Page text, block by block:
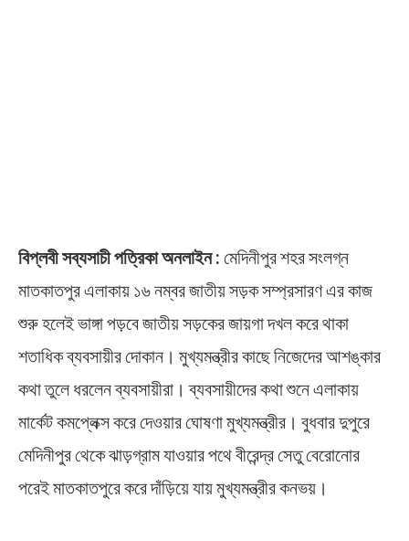
বিপ্লবী সব্যসাচী পত্রিকা অনলাইন : মেদিনীপুর শহর সংলগ্ন
মাতকাতপুর এলাকায় ১৬ নম্বর জাতীয় সড়ক সম্প্রসারণ এর কাজ
শুরু হলেই ভাঙ্গা পড়বে জাতীয় সড়কের জায়গা দখল করে থাকা
শতাধিক ব্যবসায়ীর দোকান। মুখ্যমন্ত্রীর কাছে নিজেদের আশঙ্কার
কথা তুলে ধরলেন ব্যবসায়ীরা। ব্যবসায়ীদের কথা শুনে এলাকায়
মার্কেট কমপ্লেক্স করে দেওয়ার ঘোষণা মুখ্যমন্ত্রীর। বুধবার দুপুরে
মেদিনীপুর থেকে ঝাড়গ্রাম যাওয়ার পথে বীরেন্দ্র সেতু বেরোনোর
পরেই মাতকাতপুরে করে দাঁড়িয়ে যায় মুখ্যমন্ত্রীর কনভয়।